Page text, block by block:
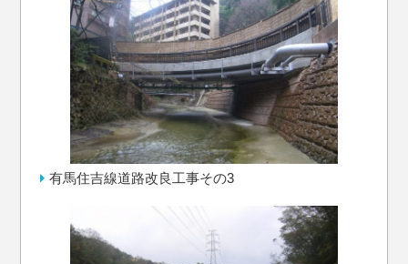
有馬住吉線道路改良工事その3